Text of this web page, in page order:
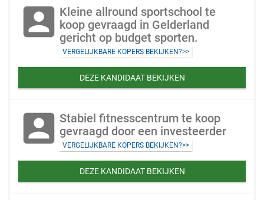
account_box Kleine allround sportschool te
koop gevraagd in Gelderland
gericht op budget sporten.
VERGELIJKBARE KOPERS BEKIJKEN?>>
DEZE KANDIDAAT BEKIJKEN
account_box Stabiel fitnesscentrum te koop
gevraagd door een investeerder
VERGELIJKBARE KOPERS BEKIJKEN?>>
DEZE KANDIDAAT BEKIJKEN